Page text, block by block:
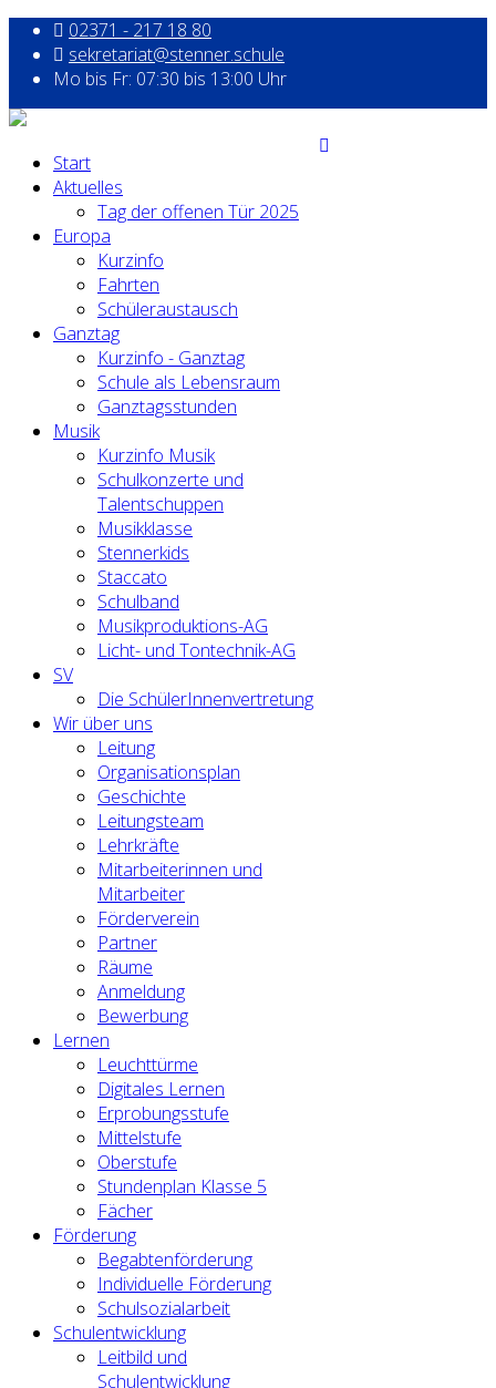
02371 - 217 18 80
sekretariat@stenner.schule
Mo bis Fr: 07:30 bis 13:00 Uhr
Start
Aktuelles
Tag der offenen Tür 2025
Europa
Kurzinfo
Fahrten
Schüleraustausch
Ganztag
Kurzinfo - Ganztag
Schule als Lebensraum
Ganztagsstunden
Musik
Kurzinfo Musik
Schulkonzerte und
Talentschuppen
Musikklasse
Stennerkids
Staccato
Schulband
Musikproduktions-AG
Licht- und Tontechnik-AG
SV
Die SchülerInnenvertretung
Wir über uns
Leitung
Organisationsplan
Geschichte
Leitungsteam
Lehrkräfte
Mitarbeiterinnen und
Mitarbeiter
Förderverein
Partner
Räume
Anmeldung
Bewerbung
Lernen
Leuchttürme
Digitales Lernen
Erprobungsstufe
Mittelstufe
Oberstufe
Stundenplan Klasse 5
Fächer
Förderung
Begabtenförderung
Individuelle Förderung
Schulsozialarbeit
Schulentwicklung
Leitbild und
Schulentwicklung